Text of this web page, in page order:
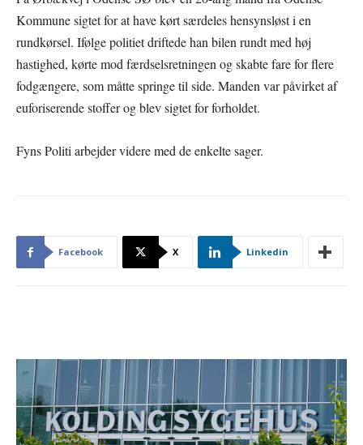
Kommune sigtet for at have kørt særdeles hensynsløst i en
rundkørsel. Ifølge politiet driftede han bilen rundt med høj
hastighed, kørte mod færdselsretningen og skabte fare for flere
fodgængere, som måtte springe til side. Manden var påvirket af
euforiserende stoffer og blev sigtet for forholdet.
Fyns Politi arbejder videre med de enkelte sager.
Facebook X Linkedin